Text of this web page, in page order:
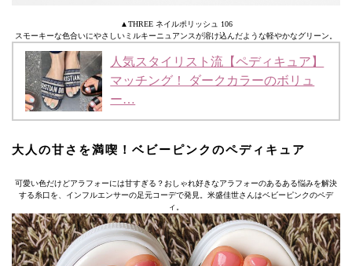
▲THREE ネイルポリッシュ 106
スモーキーな色合いにやさしいミルキーニュアンスが溶け込んだような軽やかなグリーン。
人気スタイリスト流【ペディキュア】
マッチング！ ダークカラーのボリュ
ー…
大人の甘さを満喫！ベビーピンクのペディキュア
可愛い色だけどアラフォーには甘すぎる？おしゃれ好きなアラフォーのあるある悩みを解決
する糸口を、インフルエンサーの足元コーデで発見。米盛佳世さんはベビーピンクのペデ
ィ。